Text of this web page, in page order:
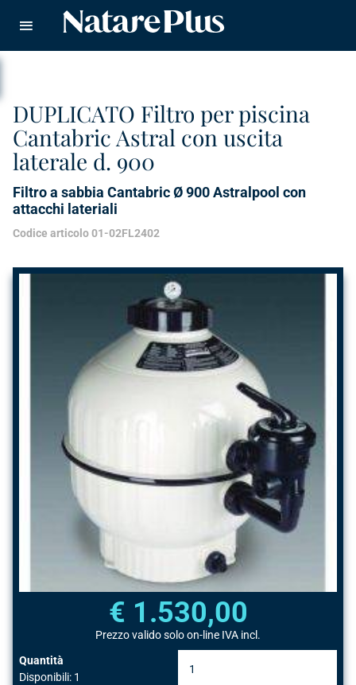
DUPLICATO Filtro per piscina
Cantabric Astral con uscita
laterale d. 900
Filtro a sabbia Cantabric Ø 900 Astralpool con
attacchi lateriali
Codice articolo 01-02FL2402
€ 1.530,00
Prezzo valido solo on-line IVA incl.
Quantità
Disponibili: 1